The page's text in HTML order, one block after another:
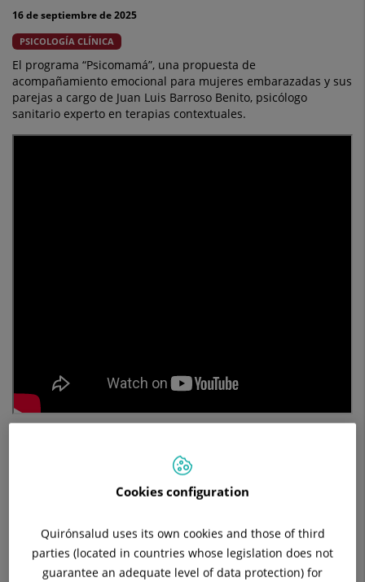
“Psicomamá"
16 de septiembre de 2025
PSICOLOGÍA CLÍNICA
El programa “Psicomamá”, una propuesta de
acompañamiento emocional para mujeres embarazadas y sus
parejas a cargo de Juan Luis Barroso Benito, psicólogo
sanitario experto en terapias contextuales.
siento como se supone que debería. Tampoco estoy
disfrutando del embarazo como esa etapa bonita que todo el
mundo describe’. Esta frase, repetida por muchas mujeres en
imaginamos:no todos los embarazos se viven con felicidad
constante. A veces hay dudas, ansiedad, tristeza, miedo o
una sensación de desconexióndifícil de explicar. Y eso no
Cookies configuration
Quirónsalud uses its own cookies and those of third
parties (located in countries whose legislation does not
guarantee an adequate level of data protection) for